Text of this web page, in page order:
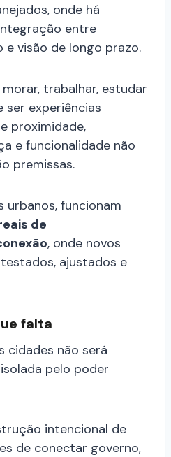
onde há
entre
visão de longo prazo.
trabalhar, estudar
ser experiências
proximidade,
e funcionalidade não
premissas.
urbanos, funcionam
de
, onde novos
ajustados e
falta
cidades não será
pelo poder
intencional de
de conectar governo,